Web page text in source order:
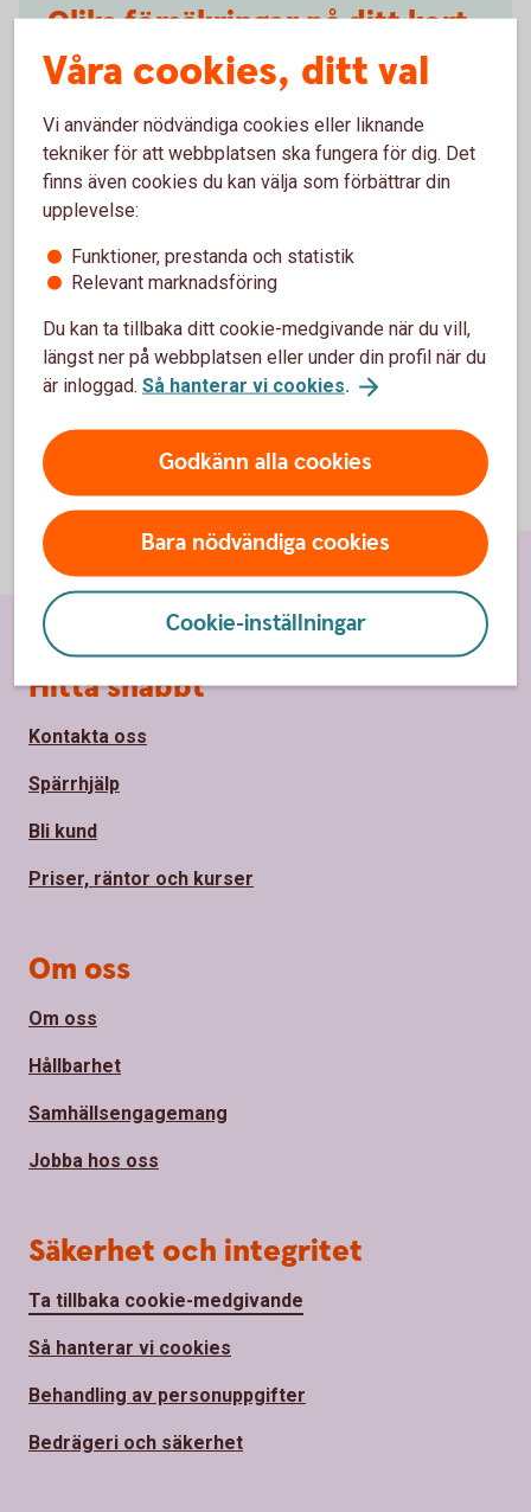
Olika försäkringar på ditt kort
Alla våra kreditkort innehåller en reseförsäkring som
köpförsäkringar ingår, till exempel drulleförsäkring,
prisgaranti och förlängd garanti. Du kan även teckna
betalningsskydd som ger extra skydd om du skulle
bli sjuk eller arbetslös.
Försäkringar på dittkort
Våra cookies, ditt val
Vi använder nödvändiga cookies eller liknande
tekniker för att webbplatsen ska fungera för dig. Det
finns även cookies du kan välja som förbättrar din
upplevelse:
Funktioner, prestanda och statistik
Relevant marknadsföring
Du kan ta tillbaka ditt cookie-medgivande när du vill,
längst ner på webbplatsen eller under din profil när du
är inloggad. Så hanterar vi cookies.
Godkänn alla cookies
Bara nödvändiga cookies
Cookie-inställningar
Sidfot
Hitta snabbt
Kontakta oss
Spärrhjälp
Bli kund
Priser, räntor och kurser
Om oss
Om oss
Hållbarhet
Samhällsengagemang
Jobba hos oss
Säkerhet och integritet
Ta tillbaka cookie-medgivande
Så hanterar vi cookies
Behandling av personuppgifter
Bedrägeri och säkerhet